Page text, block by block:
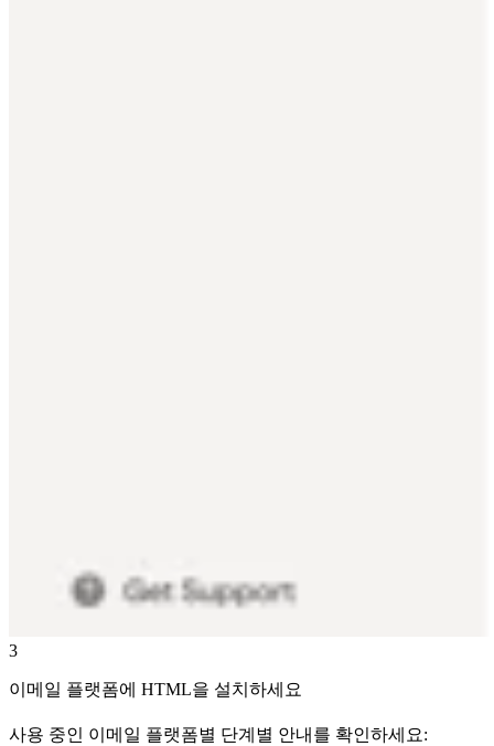
3
이메일 플랫폼에 HTML을 설치하세요
사용 중인 이메일 플랫폼별 단계별 안내를 확인하세요: